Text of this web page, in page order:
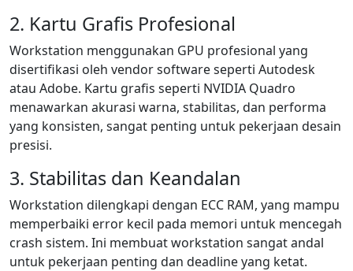
2. Kartu Grafis Profesional
Workstation menggunakan GPU profesional yang
disertifikasi oleh vendor software seperti Autodesk
atau Adobe. Kartu grafis seperti NVIDIA Quadro
menawarkan akurasi warna, stabilitas, dan performa
yang konsisten, sangat penting untuk pekerjaan desain
presisi.
3. Stabilitas dan Keandalan
Workstation dilengkapi dengan ECC RAM, yang mampu
memperbaiki error kecil pada memori untuk mencegah
crash sistem. Ini membuat workstation sangat andal
untuk pekerjaan penting dan deadline yang ketat.